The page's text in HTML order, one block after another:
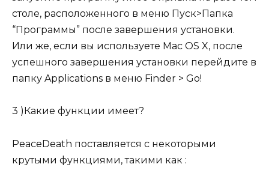
столе, расположенного в меню Пуск>Папка
“Программы” после завершения установки.
Или же, если вы используете Mac OS X, после
успешного завершения установки перейдите в
папку Applications в меню Finder > Go!
3 )Какие функции имеет?
PeaceDeath поставляется с некоторыми
крутыми функциями, такими как :